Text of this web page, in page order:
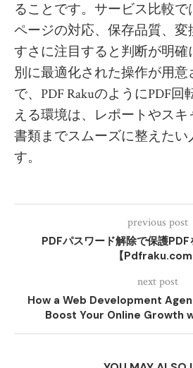
ることです。サービス比較
ページの対応、保存品質、
すさに注目すると判断が明
別に最適化された操作が用
で、PDF RakuのようにPDF
える環境は、レポートやス
書類までスムーズに整えたい
す。
previous post
PDFパスワード解除で保護
【Pdfraku.com
next post
How a Web Development
Boost Your Online Growth